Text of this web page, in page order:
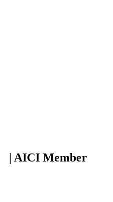
| AICI Member